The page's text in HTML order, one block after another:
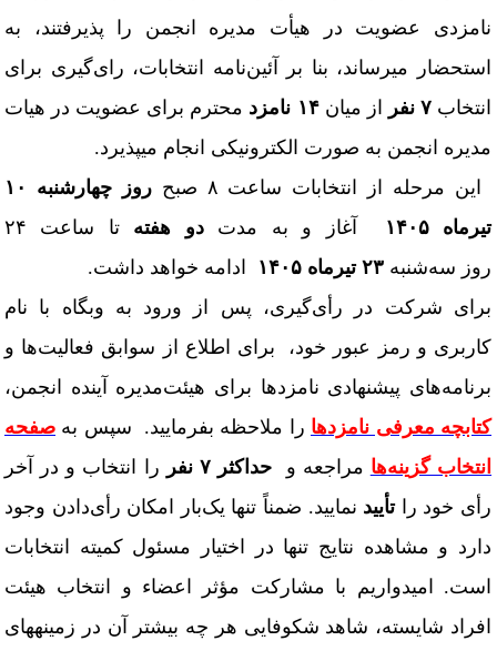
عضویت در هیأت مدیره انجمن را پذیرفتند، به
می­رساند، بنا بر آئین­‌نامه انتخابات، رای­‌گیری برای
۷ نفر از میان۱۴ نامزد
محترم برای عضویت در هیات
انجمن به صورت الکترونیکی انجام می­پذیرد.
این مرحله از انتخابات ساعت ۸ صبح
روز
چهارشنبه ۱۰
۱۴۰۵
آغاز و به مدت دو هفته
تا ساعت ۲۴
سه‌شنبه۲۳ تیرماه ۱۴۰۵
ادامه خواهد داشت.
شرکت در رأی­‌گیری، پس از ورود به وبگاه با نام
و رمز عبور خود، برای اطلاع از سوابق فعالیت‌­ها و
پیشنهادی نامزدها برای هیئت‌مدیره آینده انجمن،
معرفی نامزدها را ملاحظه بفرمایید. سپس بهصفحه
گزینه­‌هامراجعه و حداکثر نفررا انتخاب و در آخر
خود را
تأییدنمایید. ضمناً تنها یک‌بار امکان رأی‌دادن وجود
و مشاهده نتایج تنها در اختیار مسئول کمیته انتخابات
امیدواریم با مشارکت مؤثر اعضاء و انتخاب هیئت
شایسته، شاهد شکوفایی هر چه بیشتر آن در زمینه­های